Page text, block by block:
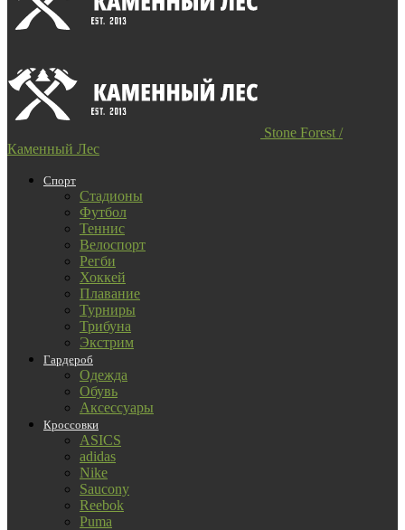
Stone Forest /
Каменный Лес
Спорт
Стадионы
Футбол
Теннис
Велоспорт
Регби
Хоккей
Плавание
Турниры
Трибуна
Экстрим
Гардероб
Одежда
Обувь
Аксессуары
Кроссовки
ASICS
adidas
Nike
Saucony
Reebok
Puma